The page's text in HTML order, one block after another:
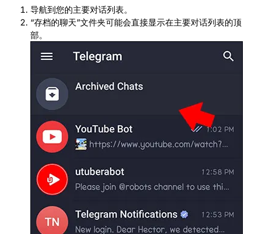
导航到您的主要对话列表。
“存档的聊天”文件夹可能会直接显示在主要对话列表的顶
部。